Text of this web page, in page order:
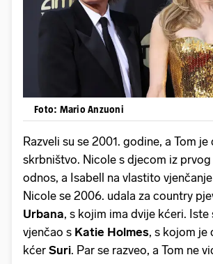
Foto: Mario Anzuoni
Razveli su se 2001. godine, a Tom
skrbništvo. Nicole s djecom iz prvog
odnos, a Isabell na vlastito
Nicole se 2006. udala za country
Urbana, s kojim ima dvije kćeri. Iste
vjenčao s Katie Holmes, s kojom je
kćer Suri. Par se razveo, a Tom ne